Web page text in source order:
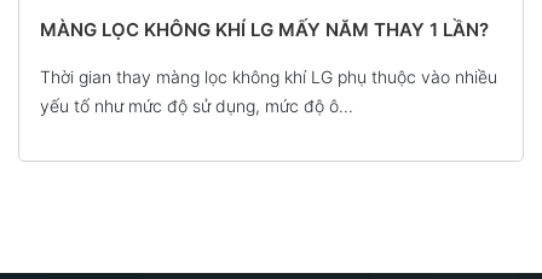
MÀNG LỌC KHÔNG KHÍ LG MẤY NĂM THAY 1 LẦN?
Thời gian thay màng lọc không khí LG phụ thuộc vào nhiều
yếu tố như mức độ sử dụng, mức độ ô...